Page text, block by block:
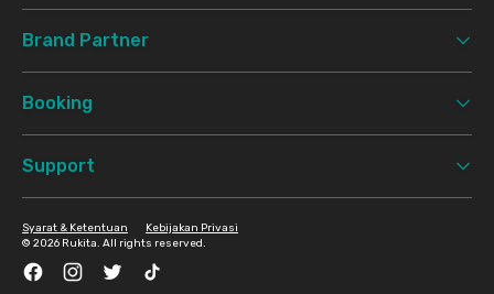
Brand Partner
Booking
Support
© 2026 Rukita. All rights reserved.
Syarat & Ketentuan Kebijakan Privasi
FacebookInstagramTwitter TikTok